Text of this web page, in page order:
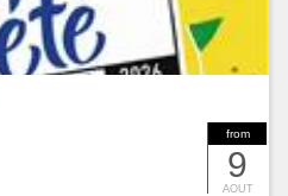
from
9
AOUT